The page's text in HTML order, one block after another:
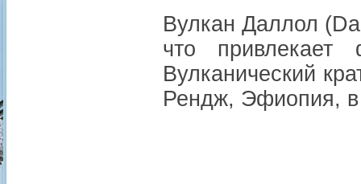
Вулкан Даллол
что привлекает
Вулканический
Рендж, Эфиопия,